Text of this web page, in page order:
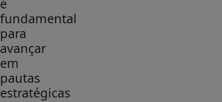
é
fundamental
para
avançar
em
pautas
estratégicas